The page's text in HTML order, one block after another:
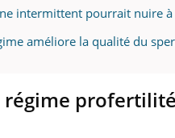
intermittent pourrait nuire à
améliore la qualité du
régime
de la
reste entourée